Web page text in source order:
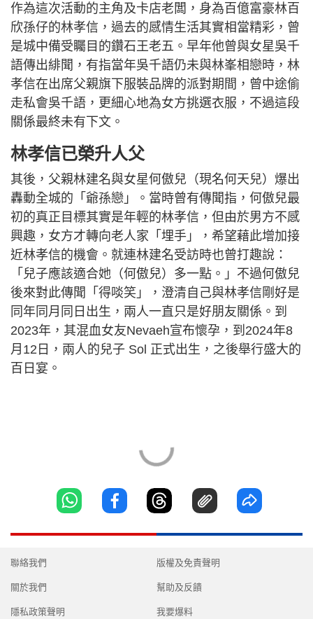
作為這次活動的主角及卡店老闆，身為百億富豪林百
欣孫仔的林孝信，過去的感情生活其實相當精彩，曾
是城中備受矚目的鑽石王老五。早年他曾與女星吳千
語傳出緋聞，有指當年吳千語仍未與林峯相戀時，林
孝信在出席父親旗下服裝品牌的派對期間，曾中途偷
走私會吳千語，更細心地為女方挑選衣服，不過這段
關係最終未有下文。
林孝信已榮升人父
其後，父親林建名與女星何傲兒（現名何天兒）爆出
轟動全城的「爺孫戀」。當時曾有傳聞指，何傲兒最
初的真正目標其實是年輕的林孝信，但由於男方不感
興趣，女方才轉向老人家「埋手」，希望藉此增加接
近林孝信的機會。就連林建名受訪時也曾打趣說：
「兒子應該適合她（何傲兒）多一點。」不過何傲兒
後來對此傳聞「得啖笑」，澄清自己與林孝信剛好是
同年同月同日出生，兩人一直只是好朋友關係。到
2023年，其混血女友Nevaeh宣布懷孕，到2024年8
月12日，兩人的兒子 Sol 正式出生，之後舉行盛大的
百日宴。
聯絡我們
關於我們
隱私政策聲明
版權及免責聲明
幫助及反饋
我要爆料